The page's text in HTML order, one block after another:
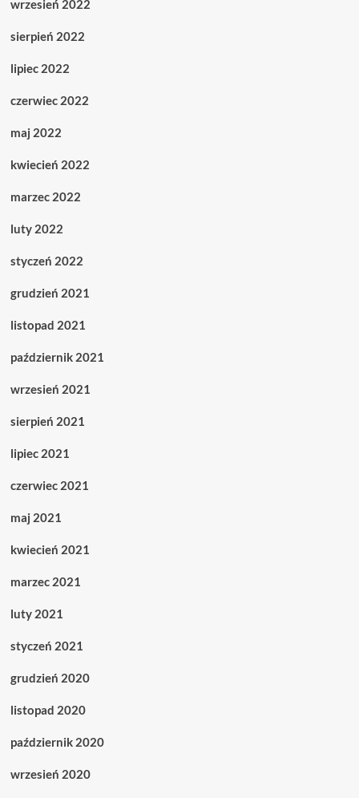
wrzesień 2022
sierpień 2022
lipiec 2022
czerwiec 2022
maj 2022
kwiecień 2022
marzec 2022
luty 2022
styczeń 2022
grudzień 2021
listopad 2021
październik 2021
wrzesień 2021
sierpień 2021
lipiec 2021
czerwiec 2021
maj 2021
kwiecień 2021
marzec 2021
luty 2021
styczeń 2021
grudzień 2020
listopad 2020
październik 2020
wrzesień 2020